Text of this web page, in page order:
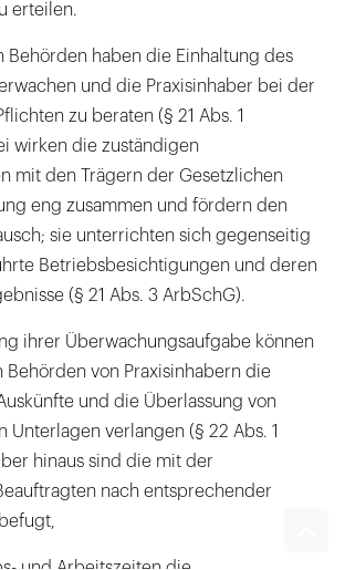
erteilen.
Behörden haben die Einhaltung des
und die Praxisinhaber bei der
zu beraten (§ 21 Abs. 1
wirken die zuständigen
mit den Trägern der Gesetzlichen
eng zusammen und fördern den
sie unterrichten sich gegenseitig
Betriebsbesichtigungen und deren
(§ 21 Abs. 3 ArbSchG).
ihrer Überwachungsaufgabe können
Behörden von Praxisinhabern die
und die Überlassung von
Unterlagen verlangen (§ 22 Abs. 1
hinaus sind die mit der
nach entsprechender